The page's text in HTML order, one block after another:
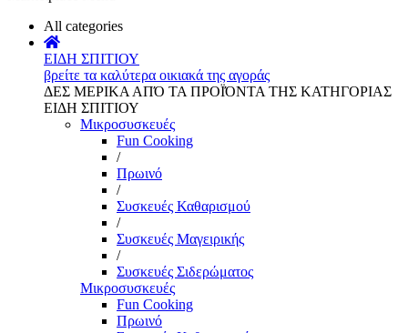
All categories
ΕΙΔΗ ΣΠΙΤΙΟΥ
βρείτε τα καλύτερα οικιακά της αγοράς
ΔΕΣ ΜΕΡΙΚΑ ΑΠΌ ΤΑ ΠΡΟΪΌΝΤΑ ΤΗΣ ΚΑΤΗΓΟΡΙΑΣ
ΕΙΔΗ ΣΠΙΤΙΟΥ
Μικροσυσκευές
Fun Cooking
/
Πρωινό
/
Συσκευές Καθαρισμού
/
Συσκευές Μαγειρικής
/
Συσκευές Σιδερώματος
Μικροσυσκευές
Fun Cooking
Πρωινό